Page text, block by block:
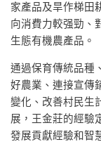
家產品及旱作梯田
向消費力較强勁、
生態有機農產品。
通過保育傳統品種
好農業、連接宣傳
變化、改善村民生
展，王金莊的經驗
發展貢獻經驗和智